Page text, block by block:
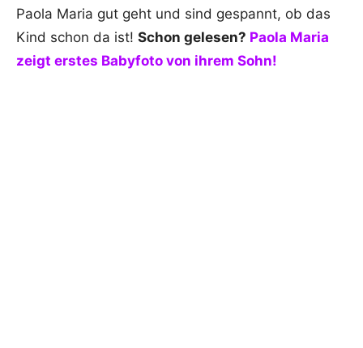
Paola Maria gut geht und sind gespannt, ob das
Kind schon da ist! Schon gelesen? Paola Maria
zeigt erstes Babyfoto von ihrem Sohn!